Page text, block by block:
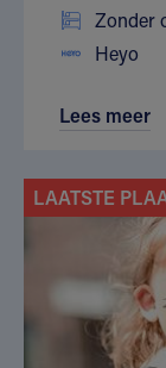
Zonder
Heyo
Lees meer
LAATSTE